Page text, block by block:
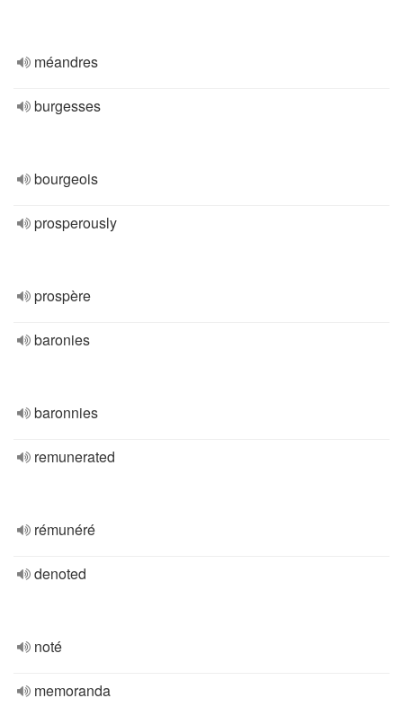
méandres
burgesses
bourgeois
prosperously
prospère
baronies
baronnies
remunerated
rémunéré
denoted
noté
memoranda